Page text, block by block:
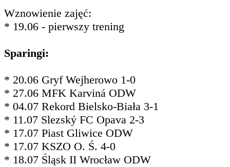
Wznowienie zajęć:
* 19.06 - pierwszy trening
Sparingi:
* 20.06 Gryf Wejherowo 1-0
* 27.06 MFK Karviná ODW
* 04.07 Rekord Bielsko-Biała 3-1
* 11.07 Slezský FC Opava 2-3
* 17.07 Piast Gliwice ODW
* 17.07 KSZO O. Ś. 4-0
* 18.07 Śląsk II Wrocław ODW